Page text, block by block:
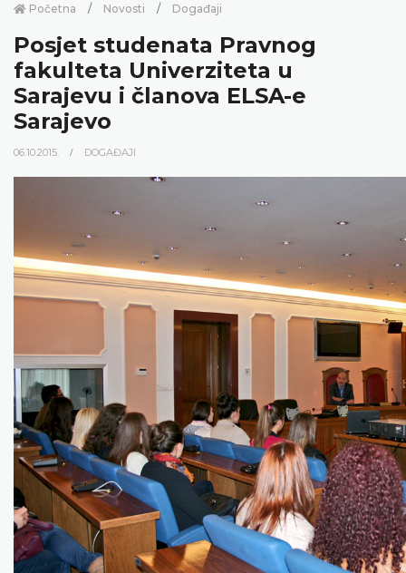
Početna Novosti Događaji
Posjet studenata Pravnog
fakulteta Univerziteta u
Sarajevu i članova ELSA-e
Sarajevo
06.10.2015. DOGAĐAJI